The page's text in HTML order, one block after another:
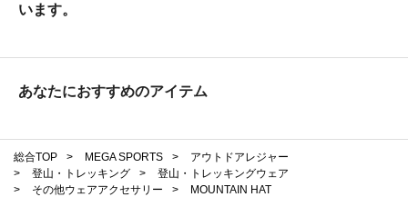
います。
あなたにおすすめのアイテム
総合TOP > MEGA SPORTS >
アウトドアレジャー
>
登山・トレッキング >
登山・トレッキングウェア
>
その他ウェアアクセサリー >
MOUNTAIN HAT